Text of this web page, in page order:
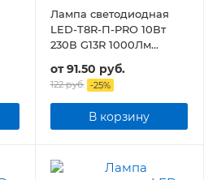
Лампа светодиодная
LED-T8R-П-PRO 10Вт
230В G13R 1000Лм
поворотная
от91.50 руб.
122 руб. -25%
В корзину